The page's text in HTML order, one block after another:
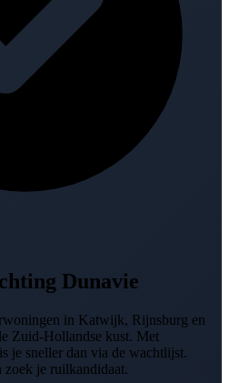
Dunavie
in Katwijk, Rijnsburg en
Zuid-Hollandse kust. Met
je sneller dan via de wachtlijst.
zoek je ruilkandidaat.